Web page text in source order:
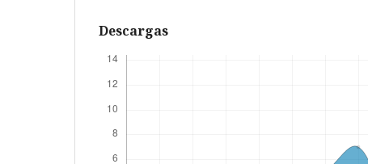
Descargas